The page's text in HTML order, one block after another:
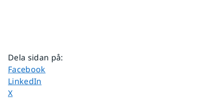
Dela sidan på:
Dela sidan på
Facebook
Dela sidan på
LinkedIn
Dela sidan på
X